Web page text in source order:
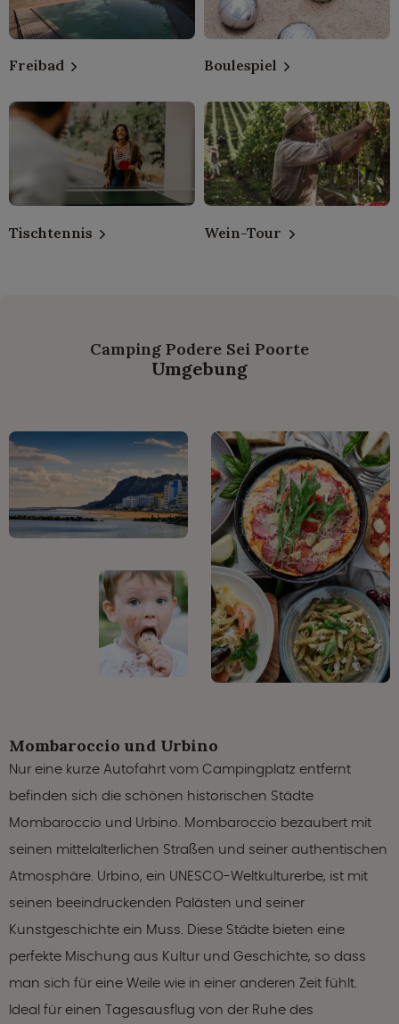
Freibad Boulespiel
Tischtennis Wein-Tour
Camping Podere Sei Poorte
Umgebung
Mombaroccio und Urbino
Nur eine kurze Autofahrt vom Campingplatz entfernt
befinden sich die schönen historischen Städte
Mombaroccio und Urbino. Mombaroccio bezaubert mit
seinen mittelalterlichen Straßen und seiner authentischen
Atmosphäre. Urbino, ein UNESCO-Weltkulturerbe, ist mit
seinen beeindruckenden Palästen und seiner
Kunstgeschichte ein Muss. Diese Städte bieten eine
perfekte Mischung aus Kultur und Geschichte, so dass
man sich für eine Weile wie in einer anderen Zeit fühlt.
Ideal für einen Tagesausflug von der Ruhe des